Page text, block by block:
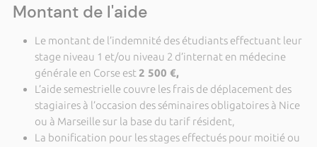
Montant de l'aide
Le montant de l’indemnité des étudiants effectuant leur
stage niveau 1 et/ou niveau 2 d’internat en médecine
générale en Corse est 2 500 €,
L’aide semestrielle couvre les frais de déplacement des
stagiaires à l’occasion des séminaires obligatoires à Nice
ou à Marseille sur la base du tarif résident,
La bonification pour les stages effectués pour moitié ou